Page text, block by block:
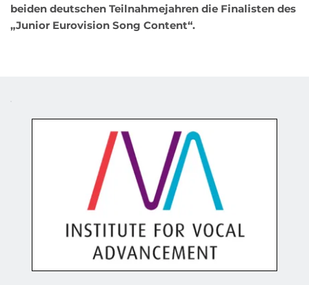
beiden deutschen Teilnahmejahren die Finalisten des
„Junior Eurovision Song Content“.